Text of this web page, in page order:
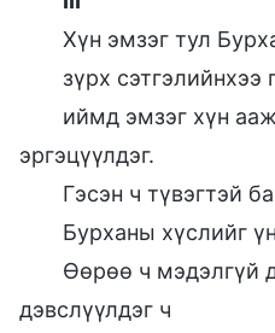
Хүн эмзэг тул
зүрх сэтгэлийнхээ
иймд эмзэг хүн
эргэцүүлдэг.
Гэсэн ч түвэгтэй
Бурханы хүслийг
Өөрөө ч мэдэлгүй
дэвслүүлдэг ч